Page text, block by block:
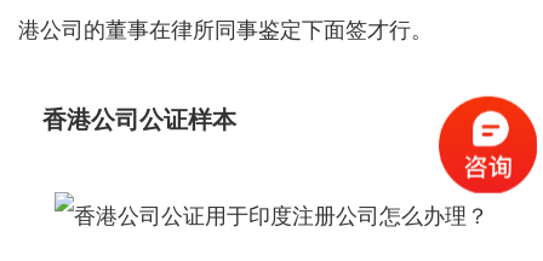
港公司的董事在律所同事鉴定下面签才行。
香港公司公证样本